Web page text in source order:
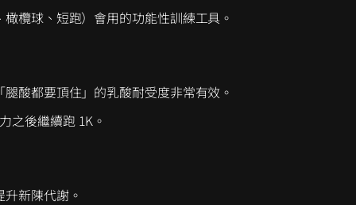
欖球、短跑）會用的功能性訓練工具。
酸都要頂住」的乳酸耐受度非常有效。
之後繼續跑 1K。
新陳代謝。